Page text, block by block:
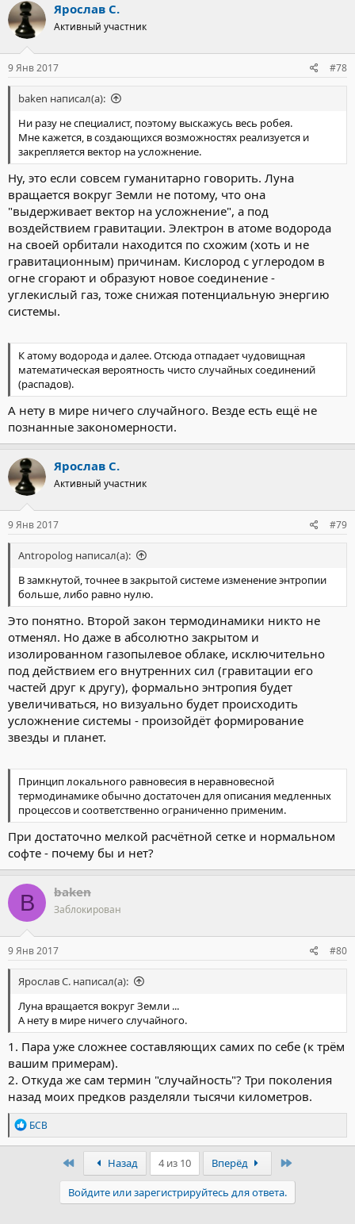
Ярослав С.
Активный участник
9 Янв 2017 #78
baken написал(а):
Ни разу не специалист, поэтому выскажусь весь робея.
Мне кажется, в создающихся возможностях реализуется и
закрепляется вектор на усложнение.
Ну, это если совсем гуманитарно говорить. Луна
вращается вокруг Земли не потому, что она
"выдерживает вектор на усложнение", а под
воздействием гравитации. Электрон в атоме водорода
на своей орбитали находится по схожим (хоть и не
гравитационным) причинам. Кислород с углеродом в
огне сгорают и образуют новое соединение -
углекислый газ, тоже снижая потенциальную энергию
системы.
К атому водорода и далее. Отсюда отпадает чудовищная
математическая вероятность чисто случайных соединений
(распадов).
А нету в мире ничего случайного. Везде есть ещё не
познанные закономерности.
Ярослав С.
Активный участник
9 Янв 2017 #79
Antropolog написал(а):
В замкнутой, точнее в закрытой системе изменение энтропии
больше, либо равно нулю.
Это понятно. Второй закон термодинамики никто не
отменял. Но даже в абсолютно закрытом и
изолированном газопылевое облаке, исключительно
под действием его внутренних сил (гравитации его
частей друг к другу), формально энтропия будет
увеличиваться, но визуально будет происходить
усложнение системы - произойдёт формирование
звезды и планет.
Принцип локального равновесия в неравновесной
термодинамике обычно достаточен для описания медленных
процессов и соответственно ограниченно применим.
При достаточно мелкой расчётной сетке и нормальном
софте - почему бы и нет?
B baken
Заблокирован
9 Янв 2017 #80
Ярослав С. написал(а):
Луна вращается вокруг Земли ...
А нету в мире ничего случайного.
1. Пара уже сложнее составляющих самих по себе (к трём
вашим примерам).
2. Откуда же сам термин "случайность"? Три поколения
назад моих предков разделяли тысячи километров.
Р
е
а
БСВ
ПервыйНазад 4 из 10 Вперёд
Войдите или зарегистрируйтесь для ответа.